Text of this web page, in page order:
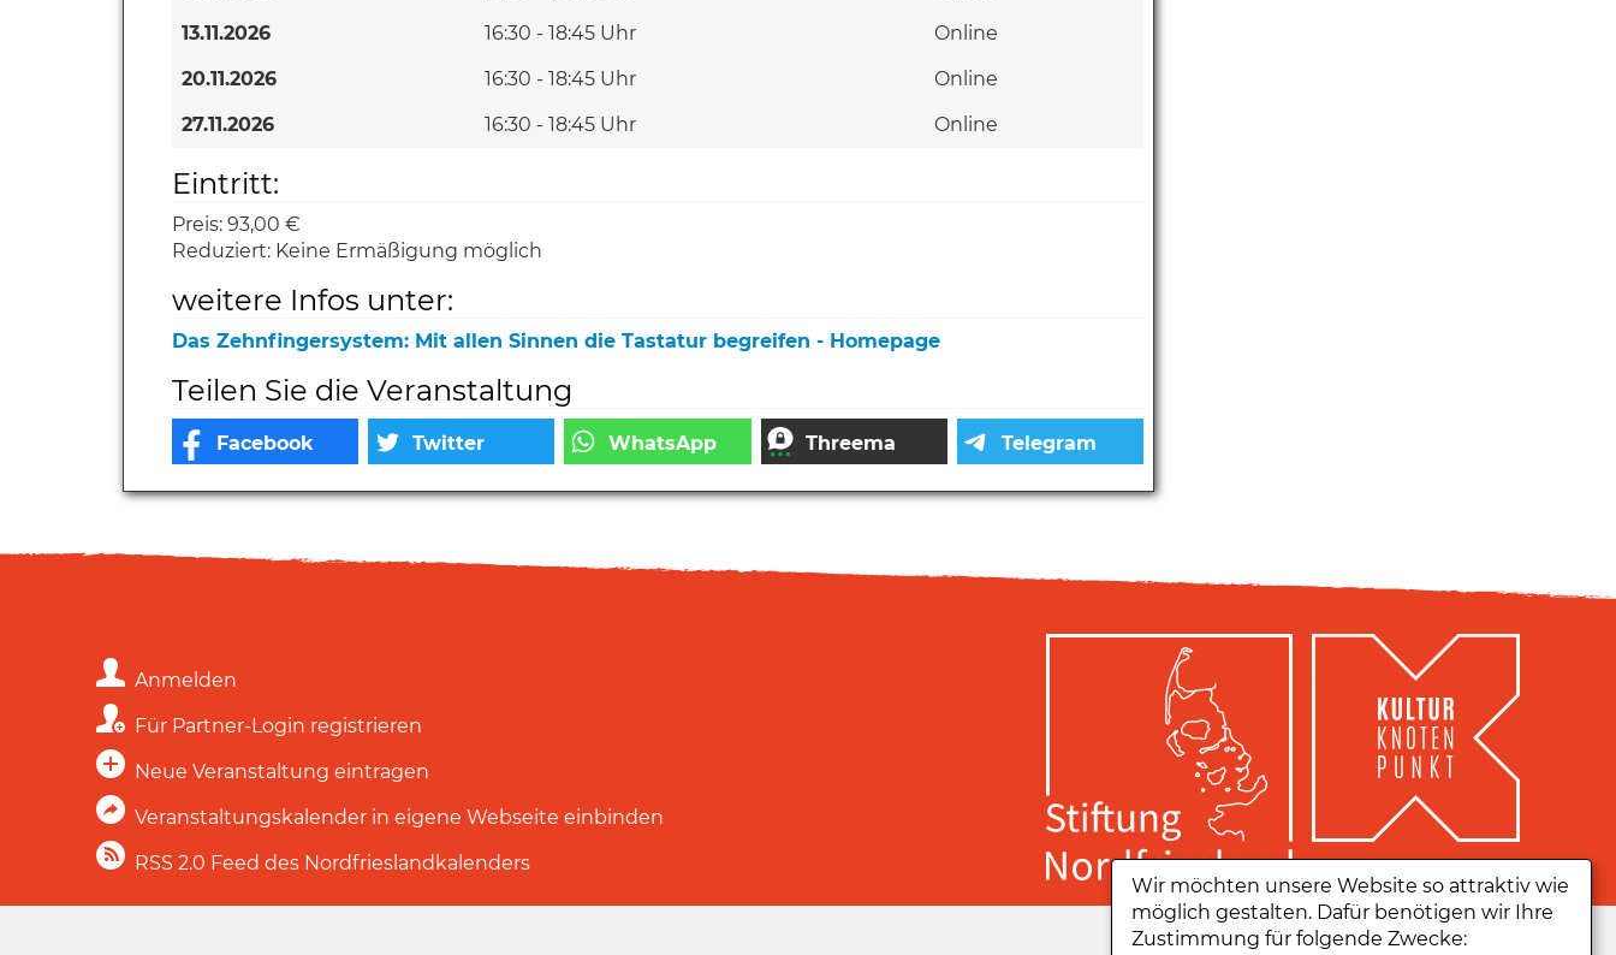
13.11.2026
16:30 - 18:45 Uhr
Online
20.11.2026
16:30 - 18:45 Uhr
Online
27.11.2026
16:30 - 18:45 Uhr Online
Eintritt:
Preis: 93,00 €
Reduziert: Keine Ermäßigung möglich
weitere Infos unter:
Das Zehnfingersystem: Mit allen Sinnen die Tastatur begreifen - Homepage
Teilen Sie die Veranstaltung
Anmelden
Für Partner-Login registrieren
Neue Veranstaltung eintragen
Veranstaltungskalender in eigene Webseite einbinden
RSS 2.0 Feed des Nordfrieslandkalenders
Zu unserer App:
Wir möchten unsere Website so attraktiv wie
möglich gestalten. Dafür benötigen wir Ihre
Zustimmung für folgende Zwecke: